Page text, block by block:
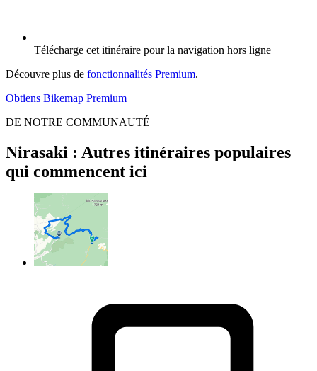
Télécharge cet itinéraire pour la navigation hors ligne
Découvre plus de fonctionnalités Premium.
Obtiens Bikemap Premium
DE NOTRE COMMUNAUTÉ
Nirasaki : Autres itinéraires populaires
qui commencent ici